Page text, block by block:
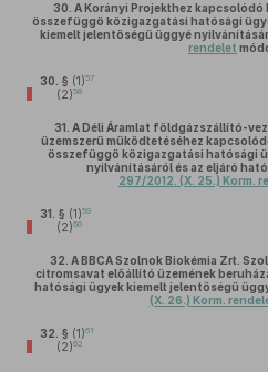
30. A Korányi Projekthez
összefüggő közigazgatási hatósági
kiemelt jelentőségű üggyé
rendelet
30. § (1)57
(2)58
31. A Déli Áramlat földgázszállító-
üzemszerű működtetéséhez
összefüggő közigazgatási hatósági
nyilvánításáról és az eljáró
297/2012. (X. 25.) Korm.
31. § (1)59
(2)60
32. A BBCA Szolnok Biokémia Zrt.
citromsavat előállító üzemének
hatósági ügyek kiemelt jelentőségű
(X. 26.) Korm.
32. § (1)61
(2)62